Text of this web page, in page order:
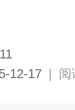
12-17 | 阅